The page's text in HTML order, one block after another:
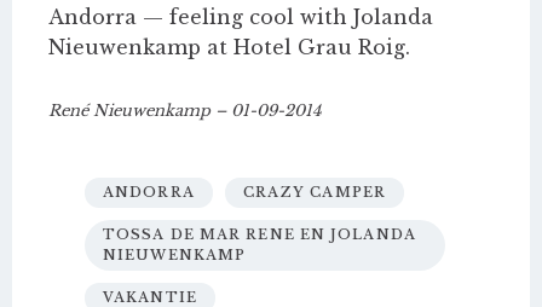
Andorra — feeling cool with Jolanda
Nieuwenkamp at Hotel Grau Roig.
René Nieuwenkamp – 01-09-2014
ANDORRA CRAZY CAMPER
TOSSA DE MAR RENE EN JOLANDA
NIEUWENKAMP
VAKANTIE